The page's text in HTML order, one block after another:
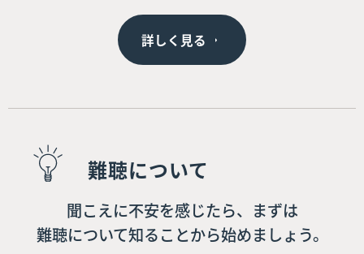
詳しく見る
難聴について
聞こえに不安を感じたら、まずは
難聴について知ることから始めましょう。